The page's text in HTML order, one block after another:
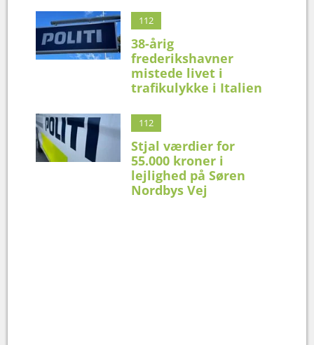
112
38-årig
frederikshavner
mistede livet i
trafikulykke i Italien
112
Stjal værdier for
55.000 kroner i
lejlighed på Søren
Nordbys Vej